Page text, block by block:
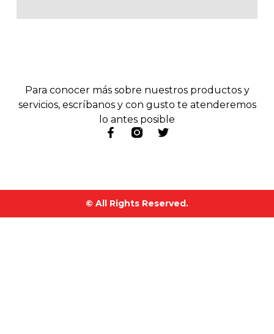
Para conocer más sobre nuestros productos y
servicios, escríbanos y con gusto te atenderemos
lo antes posible
© All Rights Reserved.